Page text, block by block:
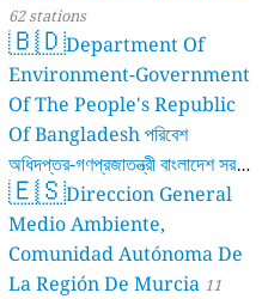
62 stations
🇧🇩Department Of
Environment-Government
Of The People's Republic
Of Bangladesh পরিবেশ
অধিদপ্তর-গণপ্রজাতন্ত্রী বাংলাদেশ সরকার
17 stations
🇪🇸Direccion General
Medio Ambiente,
Comunidad Autónoma De
La Región De Murcia 11